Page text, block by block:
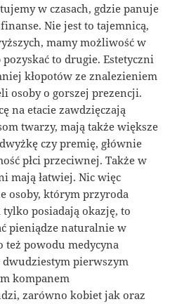
w czasach, gdzie panuje
Nie jest to tajemnicą,
mamy możliwość w
pozyskać to drugie. Estetyczni
kłopotów ze znalezieniem
osoby o gorszej prezencji.
na etacie zawdzięczają
twarzy, mają także większe
czy premię, głównie
płci przeciwnej. Także w
mają łatwiej. Nic więc
osoby, którym przyroda
posiadają okazję, to
pieniądze naturalnie w
też powodu medycyna
dwudziestym pierwszym
kompanem
zarówno kobiet jak oraz